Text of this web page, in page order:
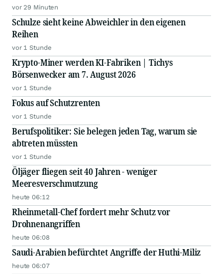
vor 29 Minuten
Schulze sieht keine Abweichler in den eigenen
Reihen
vor 1 Stunde
Krypto-Miner werden KI-Fabriken | Tichys
Börsenwecker am 7. August 2026
vor 1 Stunde
Fokus auf Schutzrenten
vor 1 Stunde
Berufspolitiker: Sie belegen jeden Tag, warum sie
abtreten müssten
vor 1 Stunde
Öljäger fliegen seit 40 Jahren - weniger
Meeresverschmutzung
heute 06:12
Rheinmetall-Chef fordert mehr Schutz vor
Drohnenangriffen
heute 06:08
Saudi-Arabien befürchtet Angriffe der Huthi-Miliz
heute 06:07